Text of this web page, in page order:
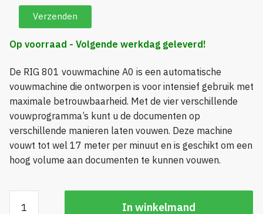
Op voorraad - Volgende werkdag geleverd!
De RIG 801 vouwmachine A0 is een automatische
vouwmachine die ontworpen is voor intensief gebruik met
maximale betrouwbaarheid. Met de vier verschillende
vouwprogramma’s kunt u de documenten op
verschillende manieren laten vouwen. Deze machine
vouwt tot wel 17 meter per minuut en is geschikt om een
hoog volume aan documenten te kunnen vouwen.
801
In winkelmand